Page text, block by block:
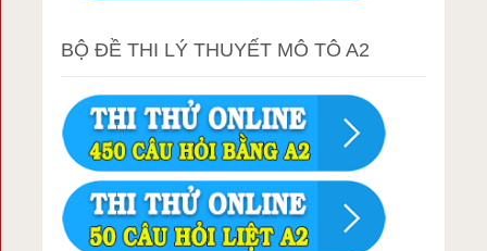
BỘ ĐỀ THI LÝ THUYẾT MÔ TÔ A2